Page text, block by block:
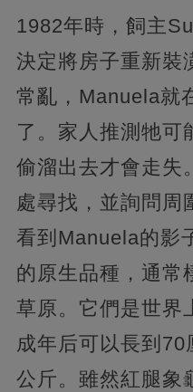
1982年時，飼主
決定將房子重新裝
常亂，Manuela就
了。家人推測牠可
偷溜出去才會走失
處尋找，並詢問周
看到Manuela的影
的原生品種，通常
草原。它們是世界
成年后可以長到
公斤。雖然紅腿象